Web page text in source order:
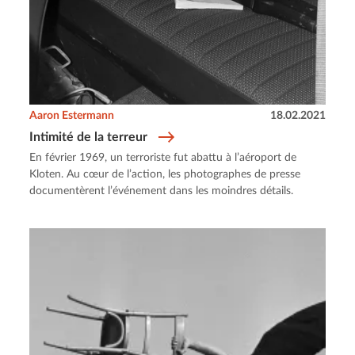
Intimité de la terreur
Aaron Estermann 18.02.2021
En février 1969, un terroriste fut abattu à l’aéroport de
Kloten. Au cœur de l’action, les photographes de presse
documentèrent l’événement dans les moindres détails.